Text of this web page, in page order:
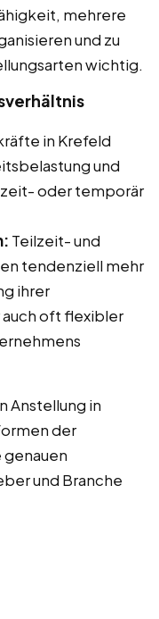
mehrere
und zu
wichtig.
in Krefeld
und
oder temporär
Teilzeit- und
tendenziell mehr
ihrer
oft flexibler
Anstellung in
der
und Branche